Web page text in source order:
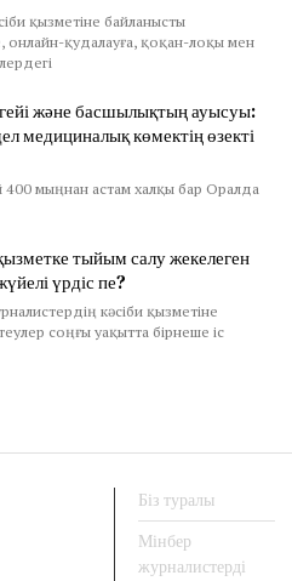
қызметіне байланысты
онлайн-қудалауға, қоқан-лоқы мен
және басшылықтың ауысуы:
медициналық көмектің өзекті
мыңнан астам халқы бар Оралда
тыйым салу жекелеген
үрдіс пе?
кәсіби қызметіне
соңғы уақытта бірнеше іс
Біз туралы
Мінбер
журналистерді